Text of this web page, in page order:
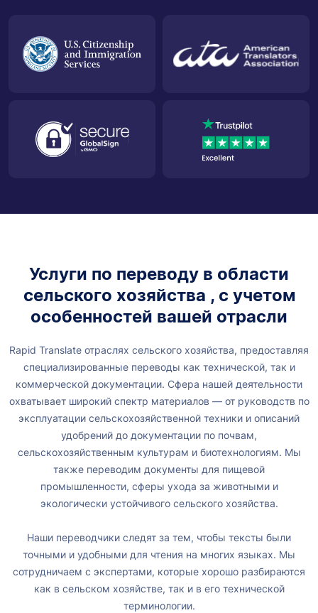
Услуги по переводу в области
сельского хозяйства , с учетом
особенностей вашей отрасли
Rapid Translate отраслях сельского хозяйства, предоставляя
специализированные переводы как технической, так и
коммерческой документации. Сфера нашей деятельности
охватывает широкий спектр материалов — от руководств по
эксплуатации сельскохозяйственной техники и описаний
удобрений до документации по почвам,
сельскохозяйственным культурам и биотехнологиям. Мы
также переводим документы для пищевой
промышленности, сферы ухода за животными и
экологически устойчивого сельского хозяйства.
Наши переводчики следят за тем, чтобы тексты были
точными и удобными для чтения на многих языках. Мы
сотрудничаем с экспертами, которые хорошо разбираются
как в сельском хозяйстве, так и в его технической
терминологии.